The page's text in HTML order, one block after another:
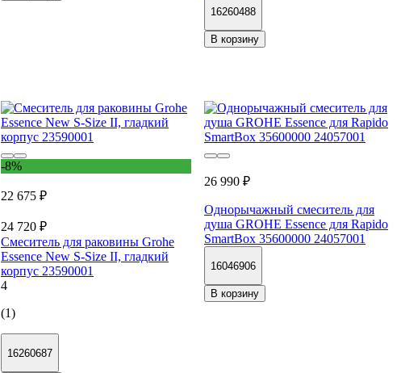
16260488
В корзину
-8%
22 675 ₽
24 720 ₽
Смеситель для раковины Grohe
Essence New S-Size II, гладкий
корпус 23590001
4
(1)
16260687
26 990 ₽
Однорычажный смеситель для
душа GROHE Essence для Rapido
SmartBox 35600000 24057001
16046906
В корзину